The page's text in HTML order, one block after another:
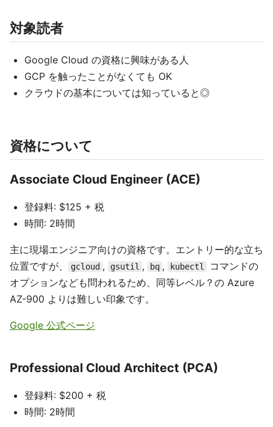
対象読者
Google Cloud の資格に興味がある人
GCP を触ったことがなくても OK
クラウドの基本については知っていると◎
資格について
Associate Cloud Engineer (ACE)
登録料: $125 + 税
時間: 2時間
主に現場エンジニア向けの資格です。エントリー的な立ち
位置ですが、
gcloud , gsutil , bq , kubectl
コマンドの
オプションなども問われるため、同等レベル？の Azure
AZ-900 よりは難しい印象です。
Google 公式ページ
Professional Cloud Architect (PCA)
登録料: $200 + 税
時間: 2時間